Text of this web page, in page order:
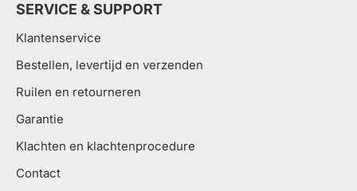
SERVICE & SUPPORT
Klantenservice
Bestellen, levertijd en verzenden
Ruilen en retourneren
Garantie
Klachten en klachtenprocedure
Contact